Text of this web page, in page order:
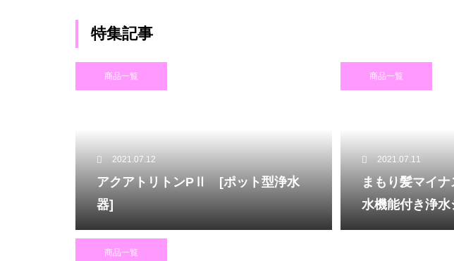
特集記事
商品一覧
2021.07.12
アクアトリトンPⅡ [ポット型浄水
器]
商品一覧
2021.07.11
まもり髪マイ
水機能付き浄水
商品一覧